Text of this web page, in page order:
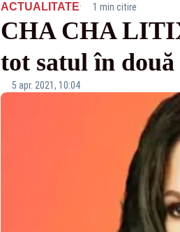
ACTUALITATE· 1 min citire
CHA CHA
tot satul în două
5 apr. 2021, 10:04